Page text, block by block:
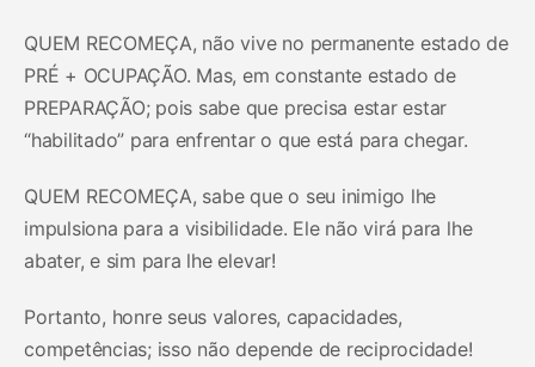
QUEM RECOMEÇA, não vive no permanente estado de
PRÉ + OCUPAÇÃO. Mas, em constante estado de
PREPARAÇÃO; pois sabe que precisa estar estar
“habilitado” para enfrentar o que está para chegar.
QUEM RECOMEÇA, sabe que o seu inimigo lhe
impulsiona para a visibilidade. Ele não virá para lhe
abater, e sim para lhe elevar!
Portanto, honre seus valores, capacidades,
competências; isso não depende de reciprocidade!